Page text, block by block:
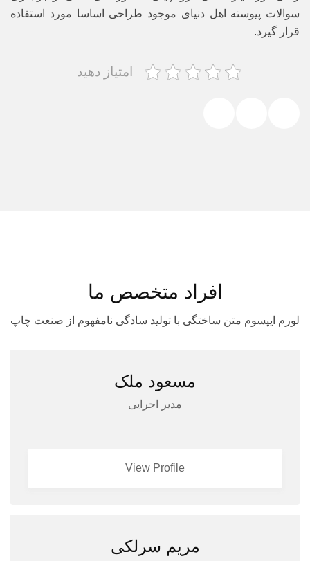
سوالات پیوسته اهل دنیای موجود طراحی اساسا مورد استفاده
قرار گیرد.
امتیاز دهید
افراد متخصص ما
لورم ایپسوم متن ساختگی با تولید سادگی نامفهوم از صنعت چاپ
مسعود ملک
مدیر اجرایی
View Profile
مریم سرلکی